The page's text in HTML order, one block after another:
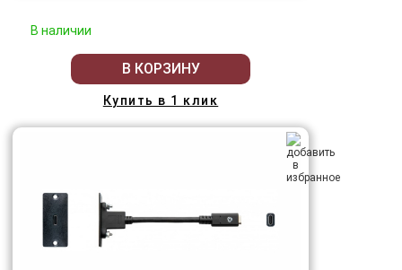
В наличии
В КОРЗИНУ
Купить в 1 клик